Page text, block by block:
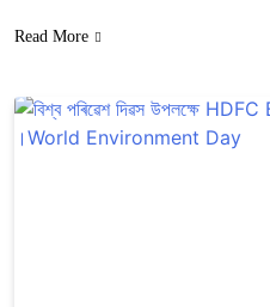
Read More